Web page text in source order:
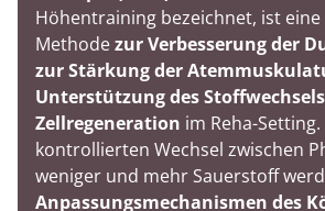
Höhentraining bezeichnet, ist
Methodezur Verbesserung der
zur Stärkung der
Unterstützung des
Zellregeneration im Reha-
kontrollierten Wechsel zwischen
weniger und mehr Sauerstoff
Anpassungsmechanismen des